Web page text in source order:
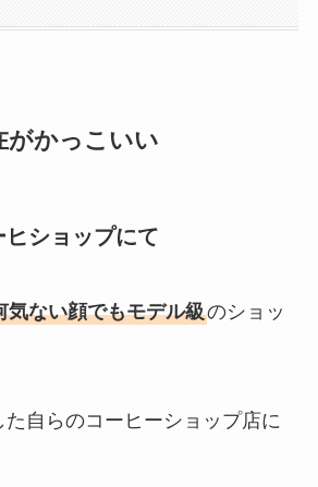
がかっこいい
ショップにて
気ない顔でもモデル級のショッ
自らのコーヒーショップ店に